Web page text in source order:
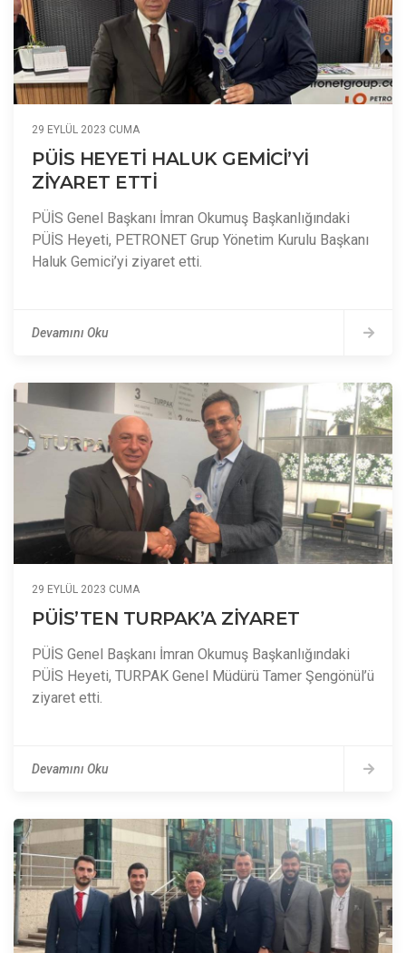
29 EYLÜL 2023 CUMA
PÜİS HEYETİ HALUK GEMİCİ’Yİ
ZİYARET ETTİ
PÜİS Genel Başkanı İmran Okumuş Başkanlığındaki
PÜİS Heyeti, PETRONET Grup Yönetim Kurulu Başkanı
Haluk Gemici’yi ziyaret etti.
Devamını Oku
29 EYLÜL 2023 CUMA
PÜİS’TEN TURPAK’A ZİYARET
PÜİS Genel Başkanı İmran Okumuş Başkanlığındaki
PÜİS Heyeti, TURPAK Genel Müdürü Tamer Şengönül’ü
ziyaret etti.
Devamını Oku